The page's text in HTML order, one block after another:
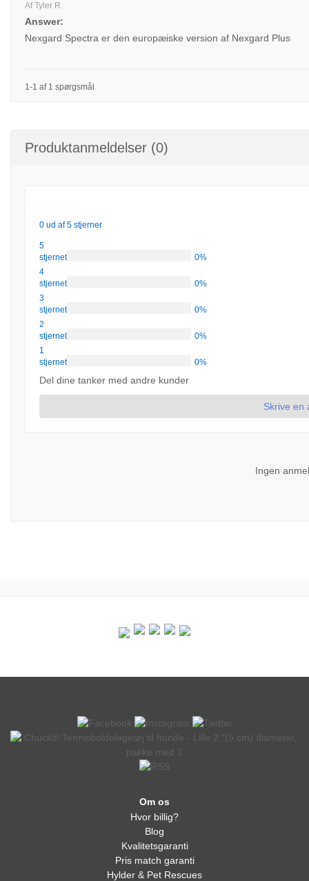
Af Tyler R.
Answer:
Nexgard Spectra er den europæiske version af Nexgard Plus
1-1 af 1 spørgsmål
Produktanmeldelser (0)
0 ud af 5 stjerner
5
stjernet
0%
4
stjernet
0%
3
stjernet
0%
2
stjernet
0%
1
stjernet
0%
Del dine tanker med andre kunder
Skrive en
Ingen
Om os
Hvor billig?
Blog
Kvalitetsgaranti
Pris match garanti
Hylder & Pet Rescues